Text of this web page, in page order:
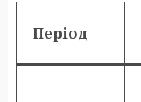
Період